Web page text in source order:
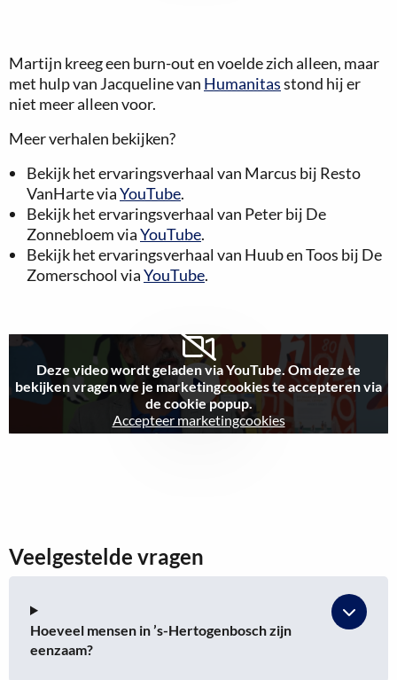
Martijn kreeg een burn-out en voelde zich alleen, maar
met hulp van Jacqueline van Humanitasstond hij er
niet meer alleen voor.
Meer verhalen bekijken?
Bekijk het ervaringsverhaal van Marcus bij Resto
VanHarte viaYouTube.
Bekijk het ervaringsverhaal van Peter bij De
Zonnebloem viaYouTube.
Bekijk het ervaringsverhaal van Huub en Toos bij De
Zomerschool viaYouTube.
Bekijk
video
Deze video wordt geladen via YouTube. Om deze te
bekijken vragen we je marketingcookies te accepteren via
de cookie popup.
Accepteer marketingcookies
Veelgestelde vragen
Hoeveel mensen in ’s-Hertogenbosch zijn
eenzaam?